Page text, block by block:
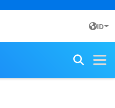
ID